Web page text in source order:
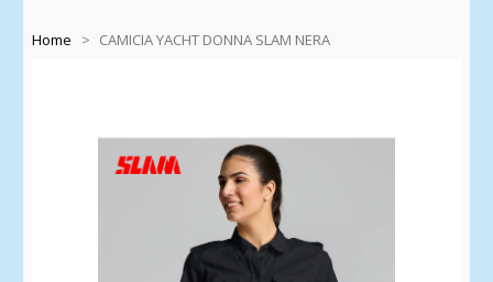
Home > CAMICIA YACHT DONNA SLAM NERA